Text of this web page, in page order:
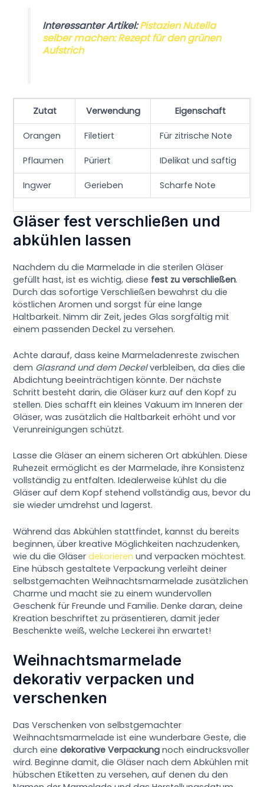
Interessanter Artikel:Pistazien Nutella
selber machen: Rezept für den grünen
Aufstrich
Zutat Verwendung Eigenschaft
Orangen Filetiert Für zitrische Note
Pflaumen Püriert IDelikat und saftig
Ingwer Gerieben Scharfe Note
Gläser fest verschließen und
abkühlen lassen
Nachdem du die Marmelade in die sterilen Gläser
gefüllt hast, ist es wichtig, diese fest zu verschließen.
Durch das sofortige Verschließen bewahrst du die
köstlichen Aromen und sorgst für eine lange
Haltbarkeit. Nimm dir Zeit, jedes Glas sorgfältig mit
einem passenden Deckel zu versehen.
Achte darauf, dass keine Marmeladenreste zwischen
dem Glasrand und dem Deckelverbleiben, da dies die
Abdichtung beeinträchtigen könnte. Der nächste
Schritt besteht darin, die Gläser kurz auf den Kopf zu
stellen. Dies schafft ein kleines Vakuum im Inneren der
Gläser, was zusätzlich die Haltbarkeit erhöht und vor
Verunreinigungen schützt.
Lasse die Gläser an einem sicheren Ort abkühlen. Diese
Ruhezeit ermöglicht es der Marmelade, ihre Konsistenz
vollständig zu entfalten. Idealerweise kühlst du die
Gläser auf dem Kopf stehend vollständig aus, bevor du
sie wieder umdrehst und lagerst.
Während das Abkühlen stattfindet, kannst du bereits
beginnen, über kreative Möglichkeiten nachzudenken,
wie du die Gläserdekorieren und verpacken möchtest.
Eine hübsch gestaltete Verpackung verleiht deiner
selbstgemachten Weihnachtsmarmelade zusätzlichen
Charme und macht sie zu einem wundervollen
Geschenk für Freunde und Familie. Denke daran, deine
Kreation beschriftet zu präsentieren, damit jeder
Beschenkte weiß, welche Leckerei ihn erwartet!
Weihnachtsmarmelade
dekorativ verpacken und
verschenken
Das Verschenken von selbstgemachter
Weihnachtsmarmelade ist eine wunderbare Geste, die
durch einedekorative Verpackung noch eindrucksvoller
wird. Beginne damit, die Gläser nach dem Abkühlen mit
hübschen Etiketten zu versehen, auf denen du den